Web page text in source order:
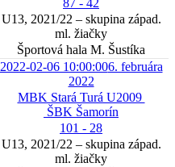
87 - 42
U13, 2021/22 – skupina západ.
ml. žiačky
Športová hala M. Šustíka
2022-02-06 10:00:006. februára
2022
MBK Stará Turá U2009
ŠBK Šamorín
101 - 28
U13, 2021/22 – skupina západ.
ml. žiačky